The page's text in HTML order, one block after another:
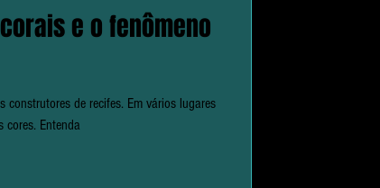
e o fenômeno
de recifes. Em vários lugares
cores. Entenda